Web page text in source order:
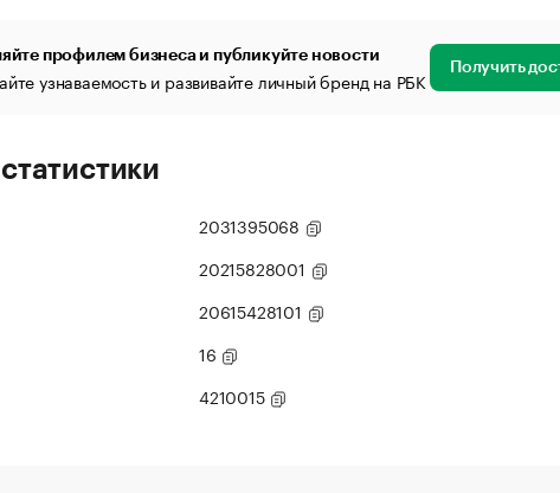
профилем бизнеса и публикуйте новости
узнаваемость и развивайте личный бренд на РБК Получить
2031395068
20215828001
20615428101
16
4210015